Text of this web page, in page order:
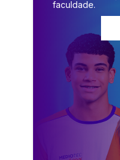
faculdade.